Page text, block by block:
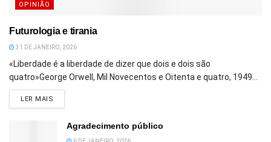
OPINIÃO
Futurologia e tirania
31 DE JANEIRO, 2026
«Liberdade é a liberdade de dizer que dois e dois são
quatro»George Orwell, Mil Novecentos e Oitenta e quatro, 1949...
LER MAIS
Agradecimento público